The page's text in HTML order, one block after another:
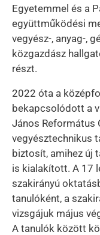
Egyetemmel és a
együttműködési
vegyész-, anyag-,
közgazdász
részt.
2022 óta a
bekapcsolódott a
János Református
vegyésztechnikus
biztosít, amihez új
is kialakított. A 17
szakirányú
tanulóként, a
vizsgájuk május
A tanulók között